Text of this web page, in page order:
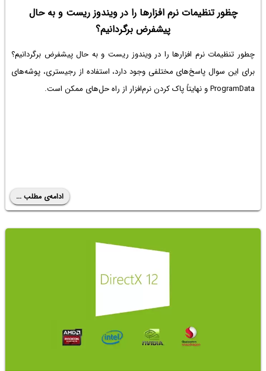
چظور تنظیمات نرم افزارها را در ویندوز ریست و به حال
پیش‎فرض برگردانیم؟
چطور تنظیمات نرم افزارها را در ویندوز ریست و به حال پیش‎فرض برگردانیم؟
برای این سوال پاسخ‌های مختلفی وجود دارد، استفاده از رجیستری، پوشه‌های
ProgramData و نهایتاً پاک کردن نرم‌افزار از راه حل‌های ممکن است.
ادامه‌ی مطلب ...